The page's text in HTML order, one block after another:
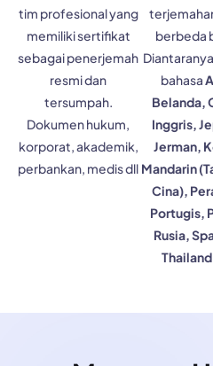
tim profesional yang
memiliki sertifikat
sebagai penerjemah
resmi dan
tersumpah.
Dokumen hukum,
korporat, akademik,
perbankan, medis dll
berbeda
bahasa
Belanda,
Inggris,
Jerman,
Mandarin
Cina),
Portugis,
Rusia,